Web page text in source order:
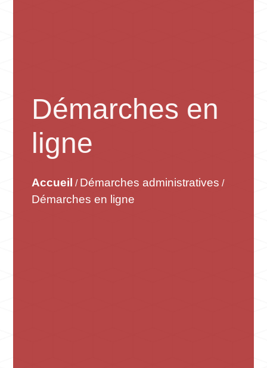
Démarches en
ligne
Accueil / Démarches administratives /
Démarches en ligne